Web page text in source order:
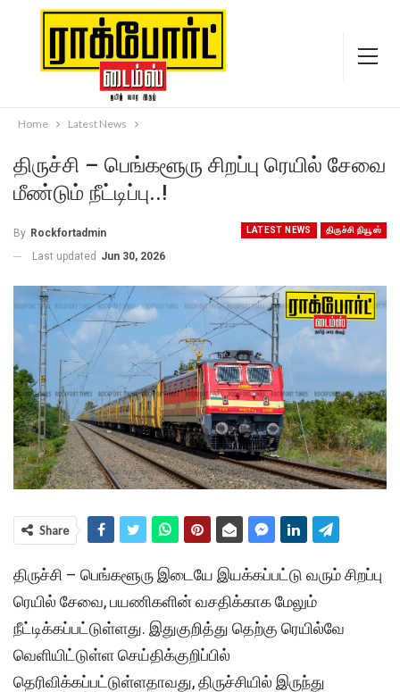
Home Latest News
திருச்சி – பெங்களூரு சிறப்பு ரெயில் சேவை
மீண்டும் நீட்டிப்பு..!
LATEST NEWS திருச்சி நியூஸ்
By Rockfortadmin
Last updated Jun 30, 2026
Share
திருச்சி – பெங்களூரு இடையே இயக்கப்பட்டு வரும் சிறப்பு
ரெயில் சேவை, பயணிகளின் வசதிக்காக மேலும்
நீட்டிக்கப்பட்டுள்ளது. இதுகுறித்து தெற்கு ரெயில்வே
வெளியிட்டுள்ள செய்திக்குறிப்பில்
தெரிவிக்கப்பட்டுள்ளதாவது, திருச்சியில் இருந்து